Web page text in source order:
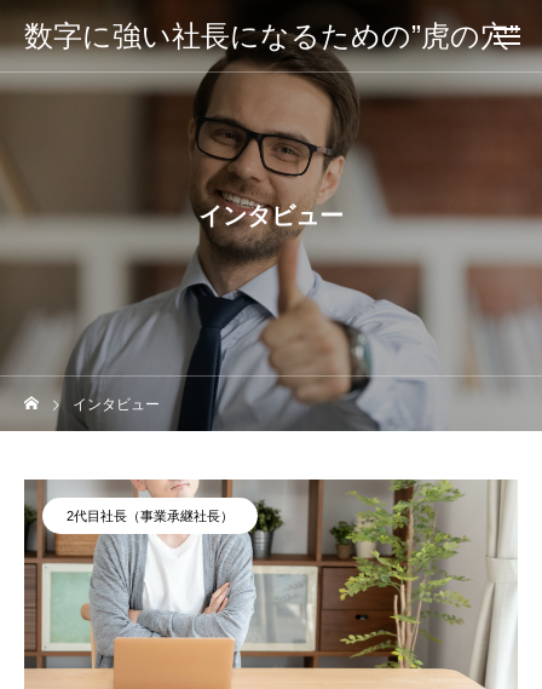
数字に強い社長になるための”虎の穴”
インタビュー
インタビュー
2代目社長（事業承継社長）